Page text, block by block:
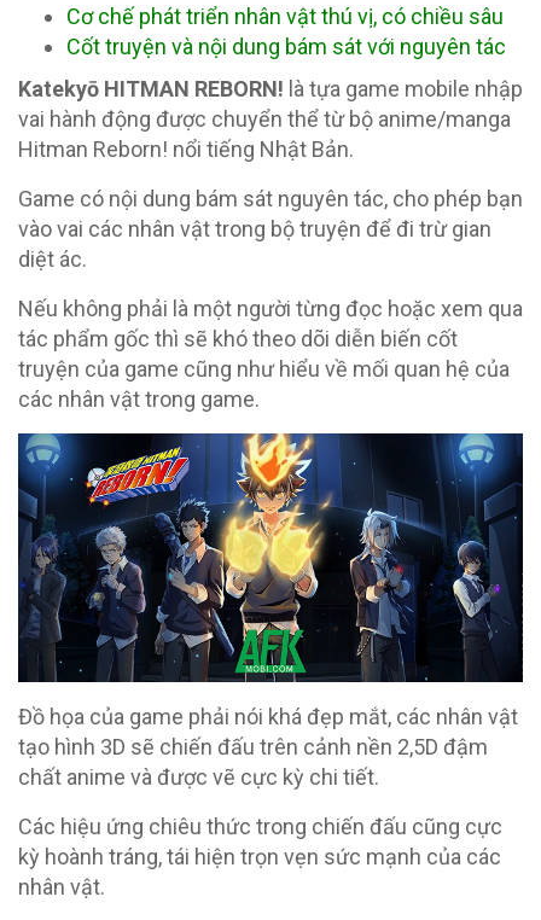
Cơ chế phát triển nhân vật thú vị, có chiều sâu
Cốt truyện và nội dung bám sát với nguyên tác
Katekyō HITMAN REBORN! là tựa game mobile nhập
vai hành động được chuyển thể từ bộ anime/manga
Hitman Reborn! nổi tiếng Nhật Bản.
Game có nội dung bám sát nguyên tác, cho phép bạn
vào vai các nhân vật trong bộ truyện để đi trừ gian
diệt ác.
Nếu không phải là một người từng đọc hoặc xem qua
tác phẩm gốc thì sẽ khó theo dõi diễn biến cốt
truyện của game cũng như hiểu về mối quan hệ của
các nhân vật trong game.
Đồ họa của game phải nói khá đẹp mắt, các nhân vật
tạo hình 3D sẽ chiến đấu trên cảnh nền 2,5D đậm
chất anime và được vẽ cực kỳ chi tiết.
Các hiệu ứng chiêu thức trong chiến đấu cũng cực
kỳ hoành tráng, tái hiện trọn vẹn sức mạnh của các
nhân vật.